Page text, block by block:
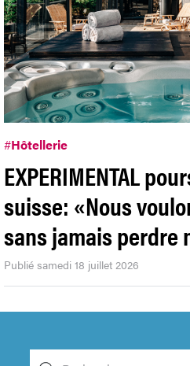
#Hôtellerie
EXPERIMENTAL
suisse: «Nous
sans jamais perdre
Publié samedi 18 juillet 2026